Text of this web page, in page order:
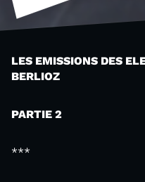
LES EMISSIONS DES
BERLIOZ
PARTIE 2
***